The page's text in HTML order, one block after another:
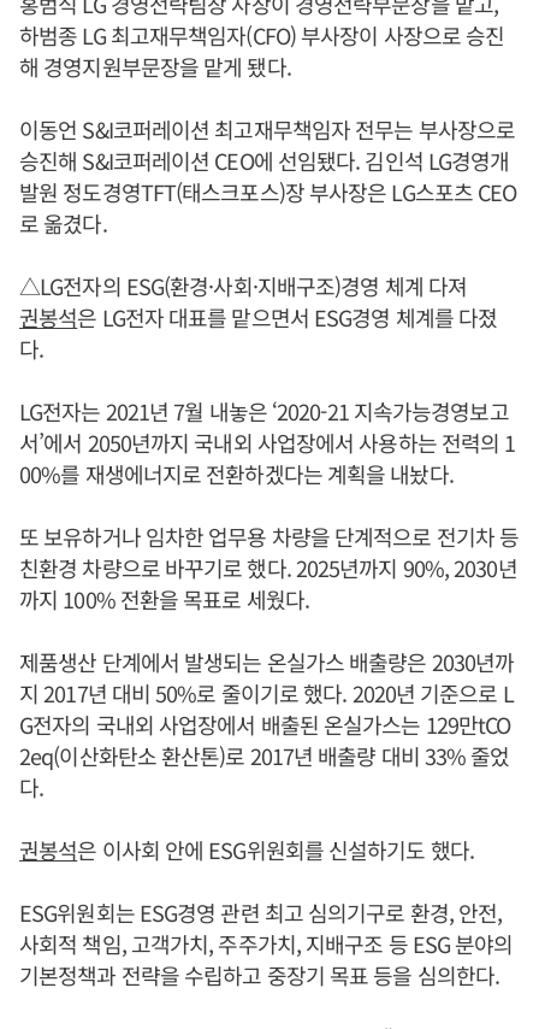
하범종 LG 최고재무책임자(CFO) 부사장이 사장으로 승진
해 경영지원부문장을 맡게 됐다.
이동언 S&I코퍼레이션 최고재무책임자 전무는 부사장으로
승진해 S&I코퍼레이션 CEO에 선임됐다. 김인석 LG경영개
발원 정도경영TFT(태스크포스)장 부사장은 LG스포츠 CEO
로 옮겼다.
△LG전자의 ESG(환경·사회·지배구조)경영 체계 다져
권봉석은 LG전자 대표를 맡으면서 ESG경영 체계를 다졌
다.
LG전자는 2021년 7월 내놓은 ‘2020-21 지속가능경영보고
서’에서 2050년까지 국내외 사업장에서 사용하는 전력의 1
00%를 재생에너지로 전환하겠다는 계획을 내놨다.
또 보유하거나 임차한 업무용 차량을 단계적으로 전기차 등
친환경 차량으로 바꾸기로 했다. 2025년까지 90%, 2030년
까지 100% 전환을 목표로 세웠다.
제품생산 단계에서 발생되는 온실가스 배출량은 2030년까
지 2017년 대비 50%로 줄이기로 했다. 2020년 기준으로 L
G전자의 국내외 사업장에서 배출된 온실가스는 129만tCO
2eq(이산화탄소 환산톤)로 2017년 배출량 대비 33% 줄었
다.
권봉석은 이사회 안에 ESG위원회를 신설하기도 했다.
ESG위원회는 ESG경영 관련 최고 심의기구로 환경, 안전,
사회적 책임, 고객가치, 주주가치, 지배구조 등 ESG 분야의
기본정책과 전략을 수립하고 중장기 목표 등을 심의한다.